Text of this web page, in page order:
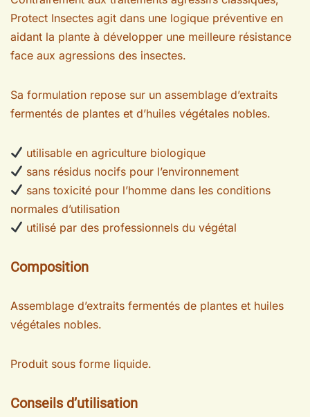
Protect Insectes agit dans une logique préventive en
aidant la plante à développer une meilleure résistance
face aux agressions des insectes.
Sa formulation repose sur un assemblage d’extraits
fermentés de plantes et d’huiles végétales nobles.
utilisable en agriculture biologique
sans résidus nocifs pour l’environnement
sans toxicité pour l’homme dans les conditions
normales d’utilisation
utilisé par des professionnels du végétal
Composition
Assemblage d’extraits fermentés de plantes et huiles
végétales nobles.
Produit sous forme liquide.
Conseils d’utilisation